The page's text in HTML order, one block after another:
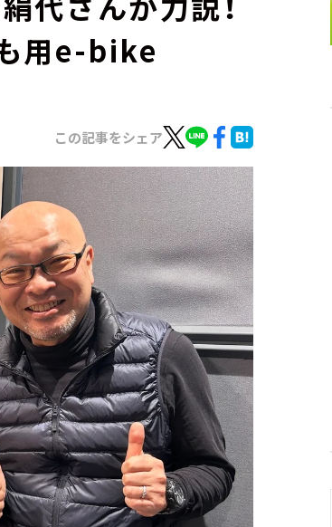
用e-bike
この記事をシェア